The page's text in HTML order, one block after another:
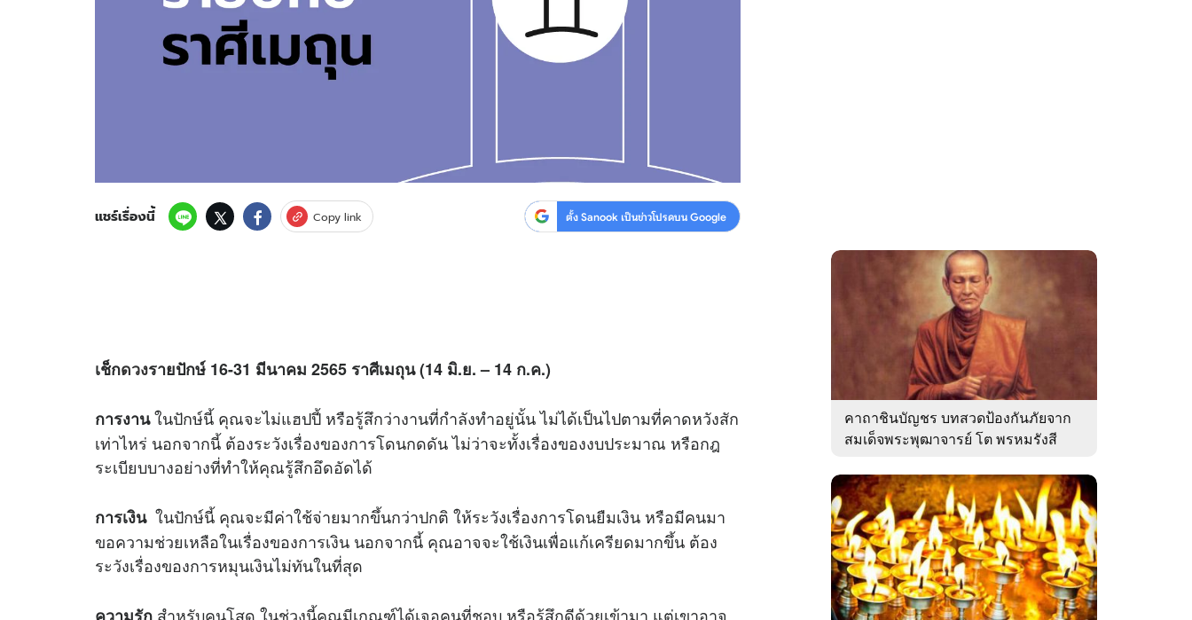
สงวนลิขสิทธิ์ ©2569บริษัท อิมเมจ ฟิวเจอร์ (ประเทศไทย) จำกัด
แชร์เรื่องนี้ Copy link ตั้ง Sanook เป็นข่าวโปรดบน Google
เช็กดวงรายปักษ์ 16-31 มีนาคม 2565 ราศีเมถุน (14 มิ.ย. – 14 ก.ค.)
การงานในปักษ์นี้ คุณจะไม่แฮปปี้ หรือรู้สึกว่างานที่กำลังทำอยู่นั้น ไม่ได้เป็นไปตามที่คาดหวังสัก
เท่าไหร่ นอกจากนี้ ต้องระวังเรื่องของการโดนกดดัน ไม่ว่าจะทั้งเรื่องของงบประมาณ หรือกฎ
ระเบียบบางอย่างที่ทำให้คุณรู้สึกอึดอัดได้
การเงิน ในปักษ์นี้ คุณจะมีค่าใช้จ่ายมากขึ้นกว่าปกติ ให้ระวังเรื่องการโดนยืมเงิน หรือมีคนมา
ขอความช่วยเหลือในเรื่องของการเงิน นอกจากนี้ คุณอาจจะใช้เงินเพื่อแก้เครียดมากขึ้น ต้อง
ระวังเรื่องของการหมุนเงินไม่ทันในที่สุด
สำหรับคนโสด ในช่วงนี้คุณมีเกณฑ์ได้เจอคนที่ชอบ หรือรู้สึกดีด้วยเข้ามา แต่เขาอาจ
คาถาชินบัญชร บทสวดป้องกันภัยจาก
สมเด็จพระพุฒาจารย์ โต พรหมรังสี